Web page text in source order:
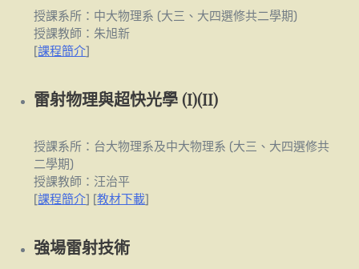
授課系所：中大物理系 (大三、大四選修共二學期)
授課教師：朱旭新
[課程簡介]
雷射物理與超快光學 (I)(II)
授課系所：台大物理系及中大物理系 (大三、大四選修共
二學期)
授課教師：汪治平
[課程簡介] [教材下載]
強場雷射技術